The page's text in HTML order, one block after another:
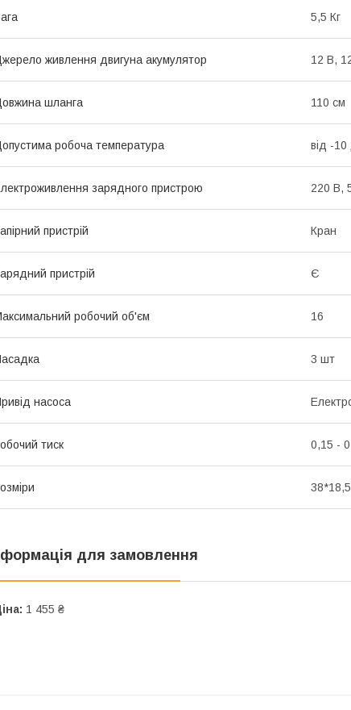
5,5 Кг
живлення двигуна акумулятор 12 В,
шланга 110 см
робоча температура від -
зарядного пристрою 220 В,
пристрій Кран
пристрій Є
робочий об'єм 16
3 шт
насоса
тиск 0,15 -
для замовлення
1 455 ₴